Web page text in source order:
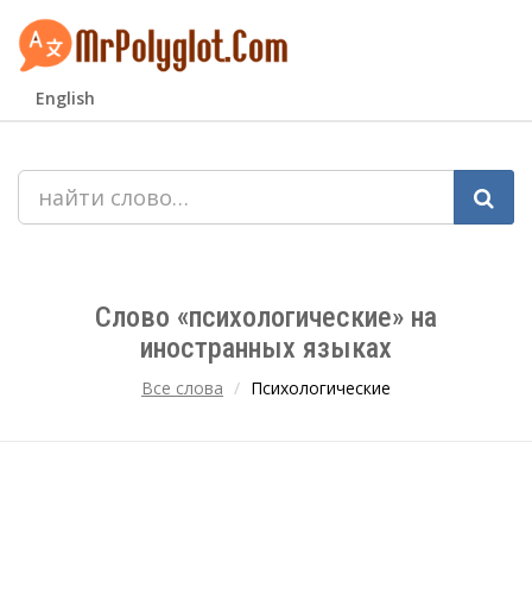
English
Слово «психологические» на
иностранных языках
Все слова Психологические